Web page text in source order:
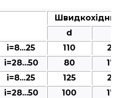
d
і=8...25 110
210
і=28...50
80 170
і=8...25 125
210
і=28...50
100 170